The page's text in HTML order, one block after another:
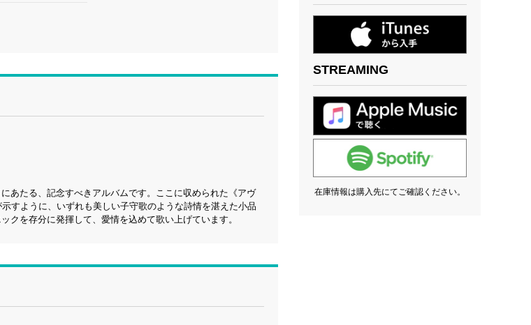
あたる、記念すべきアルバムです。ここに収められた《アヴ
すように、いずれも美しい子守歌のような詩情を湛えた小品
クを存分に発揮して、愛情を込めて歌い上げています。
STREAMING
在庫情報は購入先にてご確認ください。